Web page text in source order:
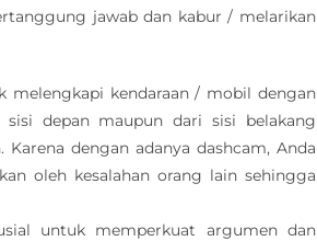
jawab dan kabur / melarikan
melengkapi kendaraan / mobil dengan
depan maupun dari sisi belakang
dengan adanya dashcam, Anda
oleh kesalahan orang lain sehingga
untuk memperkuat argumen dan